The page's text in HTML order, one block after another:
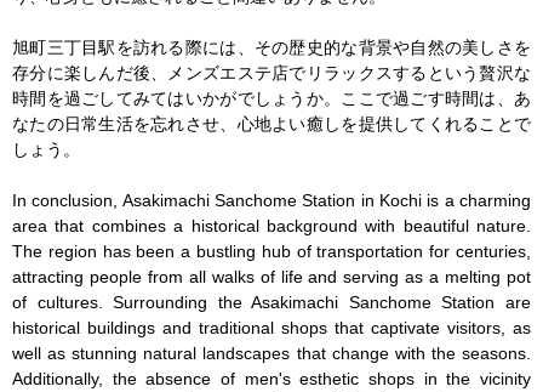
旭町三丁目駅を訪れる際には、その歴史的な背景や自然の美しさを
存分に楽しんだ後、メンズエステ店でリラックスするという贅沢な
時間を過ごしてみてはいかがでしょうか。ここで過ごす時間は、あ
なたの日常生活を忘れさせ、心地よい癒しを提供してくれることで
しょう。
In conclusion, Asakimachi Sanchome Station in Kochi is a charming
area that combines a historical background with beautiful nature.
The region has been a bustling hub of transportation for centuries,
attracting people from all walks of life and serving as a melting pot
of cultures. Surrounding the Asakimachi Sanchome Station are
historical buildings and traditional shops that captivate visitors, as
well as stunning natural landscapes that change with the seasons.
Additionally, the absence of men's esthetic shops in the vicinity